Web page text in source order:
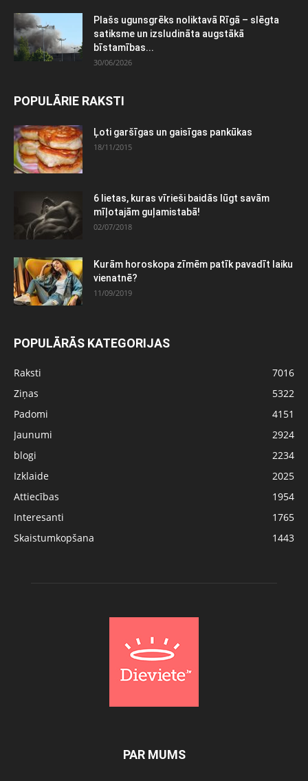
Plašs ugunsgrēks noliktavā Rīgā – slēgta
satiksme un izsludināta augstākā
bīstamības...
30/06/2026
POPULĀRIE RAKSTI
Ļoti garšīgas un gaisīgas pankūkas
18/11/2015
6 lietas, kuras vīrieši baidās lūgt savām
mīļotajām guļamistabā!
02/07/2018
Kurām horoskopa zīmēm patīk pavadīt laiku
vienatnē?
11/09/2019
POPULĀRĀS KATEGORIJAS
Raksti
7016
Ziņas
5322
Padomi
4151
Jaunumi
2924
blogi
2234
Izklaide
2025
Attiecības
1954
Interesanti
1765
Skaistumkopšana
1443
PAR MUMS